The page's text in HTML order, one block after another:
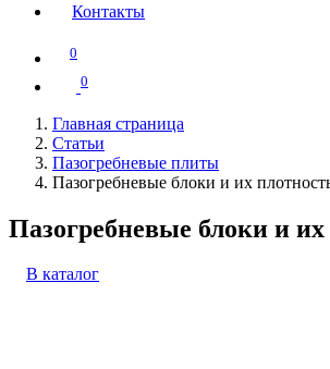
Контакты
0
0
Главная страница
Статьи
Пазогребневые плиты
Пазогребневые блоки и их
Пазогребневые блоки и их
В каталог